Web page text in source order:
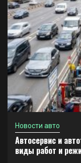
Новости авто
Автосервис и
виды работ и